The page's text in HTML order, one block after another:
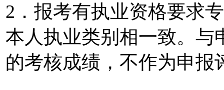
2．报考有执业资格要求
本人执业类别相一致。与
的考核成绩，不作为申报